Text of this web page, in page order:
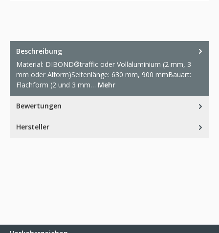
Beschreibung
Material: DIBOND®traffic oder Vollaluminium (2 mm, 3
mm oder Alform)Seitenlänge: 630 mm, 900 mmBauart:
Flachform (2 und 3 mm… Mehr
Bewertungen
Hersteller